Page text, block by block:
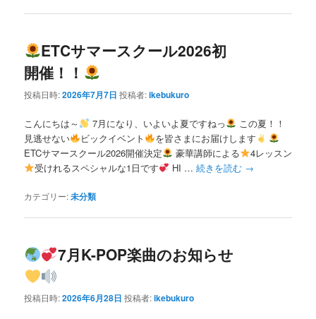
ETCサマースクール2026初
開催！！
投稿日時:2026年7月7日 投稿者:ikebukuro
こんにちは～ 7月になり、いよいよ夏ですねっ
この夏！！
見逃せない
ビックイベント
を皆さまにお届けします
ETCサマースクール2026開催決定
豪華講師による
4レッスン
受けれるスペシャルな1日です
HI … 続きを読む →
カテゴリー:未分類
7月K-POP楽曲のお知らせ
投稿日時:2026年6月28日 投稿者:ikebukuro